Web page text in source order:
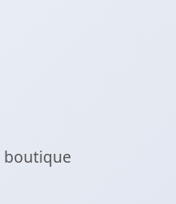
boutique